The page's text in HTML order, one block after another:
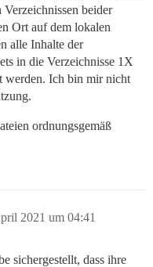
Verzeichnissen beider
Ort auf dem lokalen
alle Inhalte der
in die Verzeichnisse 1X
werden. Ich bin mir nicht
ordnungsgemäß
2021 um 04:41
sichergestellt, dass ihre